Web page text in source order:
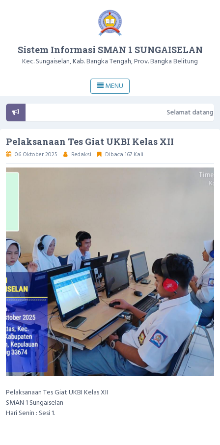
Sistem Informasi SMAN 1 SUNGAISELAN
Kec. Sungaiselan, Kab. Bangka Tengah, Prov. Bangka Belitung
MENU
Selamat datang di
Pelaksanaan Tes Giat UKBI Kelas XII
06 Oktober 2025 Redaksi Dibaca 167 Kali
Pelaksanaan Tes Giat UKBI Kelas XII
SMAN 1 Sungaiselan
Hari Senin : Sesi 1.